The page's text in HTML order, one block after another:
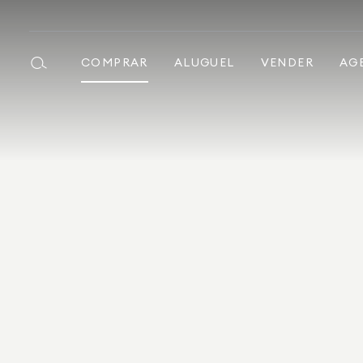
COMPRAR ALUGUEL VENDER